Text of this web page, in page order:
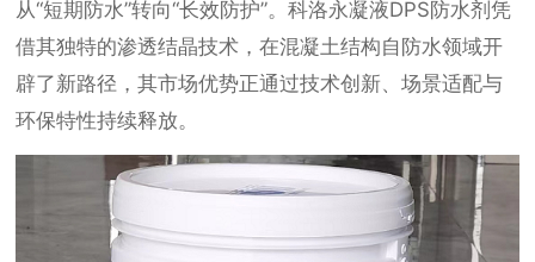
从“短期防水”转向“长效防护”。科洛永凝液DPS防水剂凭
借其独特的渗透结晶技术，在混凝土结构自防水领域开
辟了新路径，其市场优势正通过技术创新、场景适配与
环保特性持续释放。